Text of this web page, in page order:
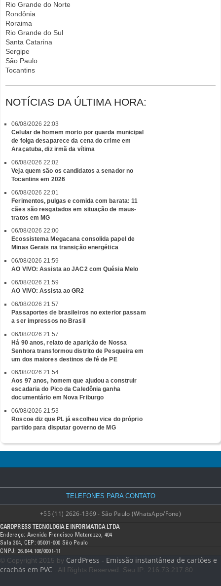
Rio Grande do Norte
Rondônia
Roraima
Rio Grande do Sul
Santa Catarina
Sergipe
São Paulo
Tocantins
NOTÍCIAS DA ÚLTIMA HORA:
06/08/2026 22:03
Celular de homem morto por guarda municipal
de folga desaparece da cena do crime em
Araçatuba, diz irmã da vítima
06/08/2026 22:02
Veja quem são os candidatos a senador no
Tocantins em 2026
06/08/2026 22:01
Ferimentos, pulgas e comida com barata: 11
cães são resgatados em situação de maus-
tratos em MG
06/08/2026 22:00
Ecossistema Megacana consolida papel de
Minas Gerais na transição energética
06/08/2026 21:59
AO VIVO: Assista ao JAC2 com Quésia Melo
06/08/2026 21:59
AO VIVO: Assista ao GR2
06/08/2026 21:57
Passaportes de brasileiros no exterior passam
a ser impressos no Brasil
06/08/2026 21:57
Há 90 anos, relato de aparição de Nossa
Senhora transformou distrito de Pesqueira em
um dos maiores destinos de fé de PE
06/08/2026 21:54
Aos 97 anos, homem que ajudou a construir
escadaria do Pico da Caledônia ganha
documentário em Nova Friburgo
06/08/2026 21:53
Roscoe diz que PL já escolheu vice do próprio
partido para disputar governo de MG
TELEFONES PARA CONTATO
+55 (11) 2626-1369 - São Paulo (WhatsApp/Fone)
CARDPRESS TECNOLOGIA E INFORMATICA LTDA
Endereço: Avenida Francisco Matarazzo, 404
Sala 304, CEP: 05001-000 São Paulo
CNPJ: 26.644.106/0001-11
© Copyright 2015 by CardPress - Emissão instantânea de cartões e
crachás em PVC . All Rights Reserved. Seu IP: 216.73.217.80